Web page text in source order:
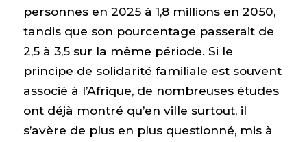
personnes en 2025 à 1,8 millions en 2050,
tandis que son pourcentage passerait de
2,5 à 3,5 sur la même période. Si le
principe de solidarité familiale est souvent
associé à l’Afrique, de nombreuses études
ont déjà montré qu’en ville surtout, il
s’avère de plus en plus questionné, mis à